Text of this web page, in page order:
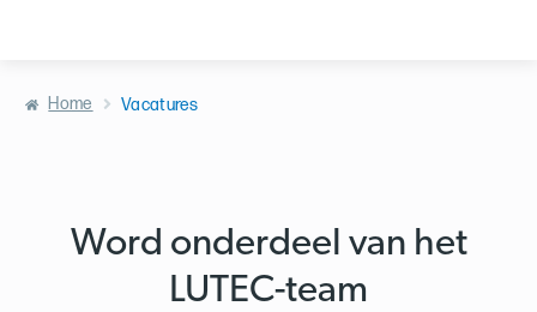
Home Vacatures
Word onderdeel van het
LUTEC-team